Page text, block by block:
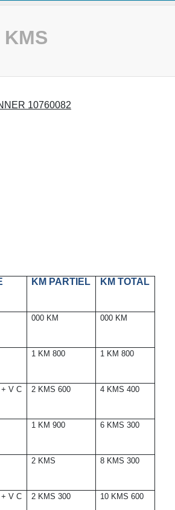
KMS
10760082
KM PARTIEL KM TOTAL
000 KM 000 KM
1 KM 800 1 KM 800
V C 2 KMS 600 4 KMS 400
1 KM 900 6 KMS 300
2 KMS 8 KMS 300
V C 2 KMS 300 10 KMS 600